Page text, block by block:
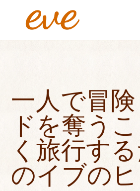
一人で冒
ドを奪う
く旅行す
のイブのヒ